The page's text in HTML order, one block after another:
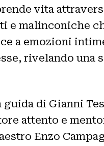
vita
e malinconiche
a emozioni
rivelando una
guida di Gianni
attento e
Enzo